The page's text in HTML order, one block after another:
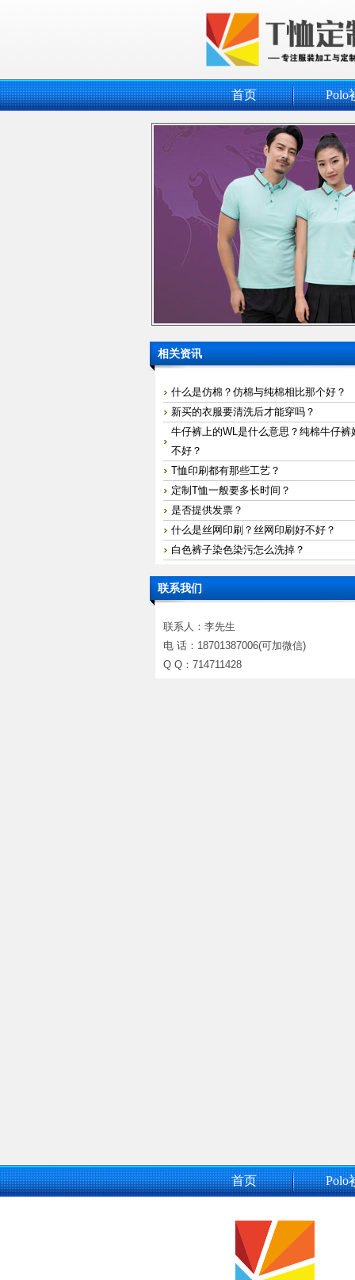
首页 Polo
相关资讯
什么是仿棉？仿棉与纯棉相比那个好？
新买的衣服要清洗后才能穿吗？
牛仔裤上的WL是什么意思？纯棉牛仔裤
不好？
T恤印刷都有那些工艺？
定制T恤一般要多长时间？
是否提供发票？
什么是丝网印刷？丝网印刷好不好？
白色裤子染色染污怎么洗掉？
联系我们
联系人：李先生
电 话：18701387006(可加微信)
Q Q：714711428
首页 Polo